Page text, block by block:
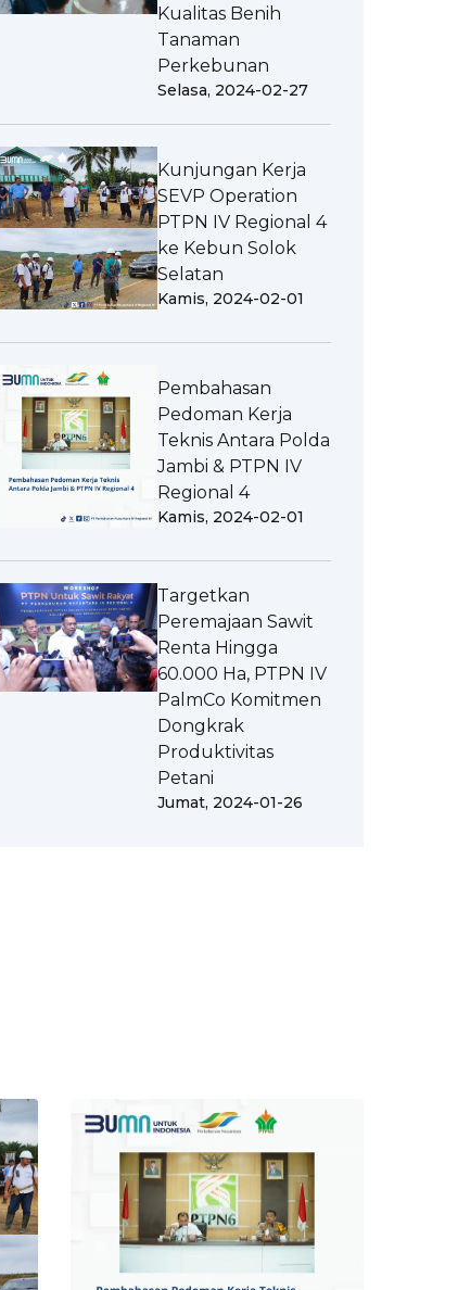
Kualitas Benih
Tanaman
Perkebunan
Selasa, 2024-02-27
Kunjungan Kerja
SEVP Operation
PTPN IV Regional 4
ke Kebun Solok
Selatan
Kamis, 2024-02-01
Pembahasan
Pedoman Kerja
Teknis Antara Polda
Jambi & PTPN IV
Regional 4
Kamis, 2024-02-01
Targetkan
Peremajaan Sawit
Renta Hingga
60.000 Ha, PTPN IV
PalmCo Komitmen
Dongkrak
Produktivitas
Petani
Jumat, 2024-01-26